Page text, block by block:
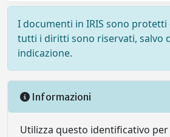
I documenti in IRIS sono
tutti i diritti sono riservati, salvo
indicazione.
Informazioni
Utilizza questo identificativo